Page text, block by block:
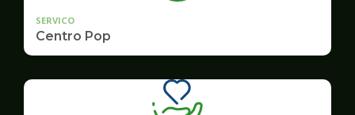
SERVICO
Centro Pop